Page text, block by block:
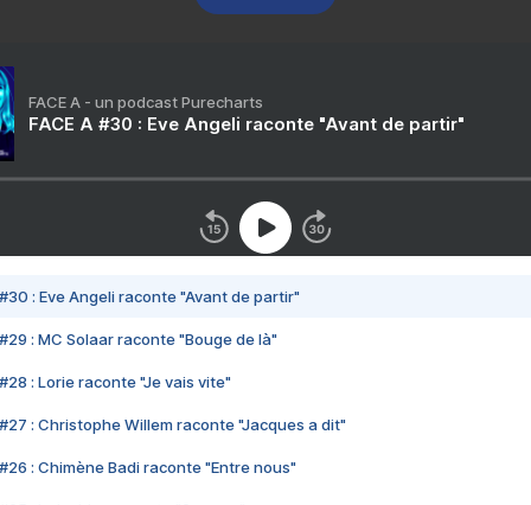
FACE A - un podcast Purecharts
FACE A #30 : Eve Angeli raconte "Avant de partir"
#30 : Eve Angeli raconte "Avant de partir"
#29 : MC Solaar raconte "Bouge de là"
#28 : Lorie raconte "Je vais vite"
#27 : Christophe Willem raconte "Jacques a dit"
#26 : Chimène Badi raconte "Entre nous"